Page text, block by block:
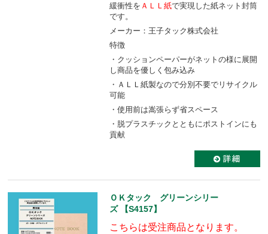
緩衝性を ＡＬＬ紙で実現した紙ネット封筒
です。
メーカー：王子タック株式会社
特徴
・クッションペーパーがネットの様に展開
し商品を優しく包み込み
・ＡＬＬ紙製なので分別不要でリサイクル
可能
・使用前は嵩張らず省スペース
・脱プラスチックとともにポストインにも
貢献
ＯＫタック グリーンシリー
ズ 【S4157】
こちらは受注商品となります。